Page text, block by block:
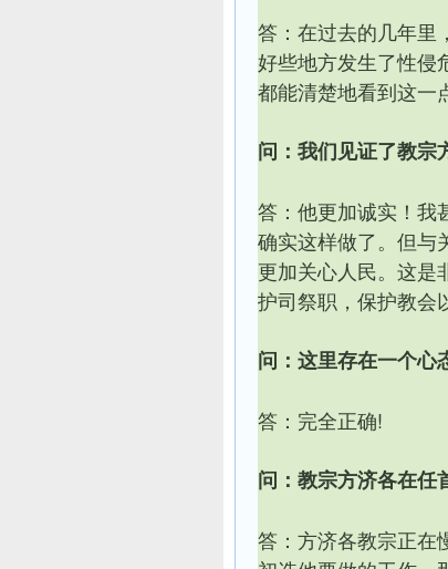
答：在过去的几年里
好些地方发生了性侵
都能清楚地看到这一
问：我们见证了教
答：他更加诚实！我
确实这样做了。但与
更加关心人民。这是
护司祭职，保护教会
问：这里存在一个
答：完全正确!
问：教宗方济各在任
答：方济各教宗正在